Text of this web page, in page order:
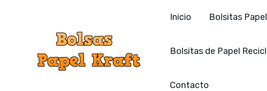
Inicio Bolsitas
Bolsitas de Papel
Contacto